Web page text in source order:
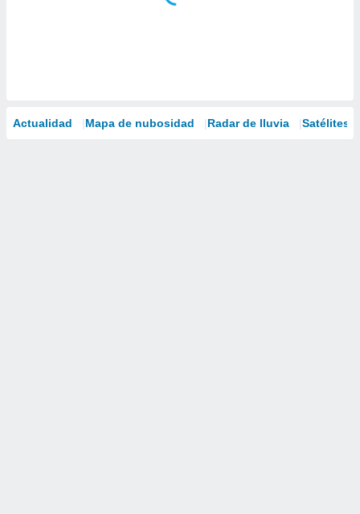
Actualidad Mapa de nubosidad Radar de lluvia Satélites